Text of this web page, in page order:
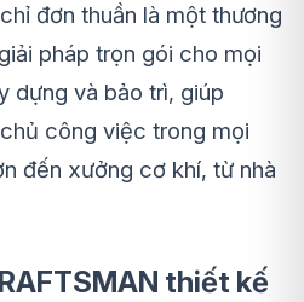
đơn thuần là một thương
pháp trọn gói cho mọi
dựng và bảo trì, giúp
công việc trong mọi
đến xưởng cơ khí, từ nhà
thiết kế